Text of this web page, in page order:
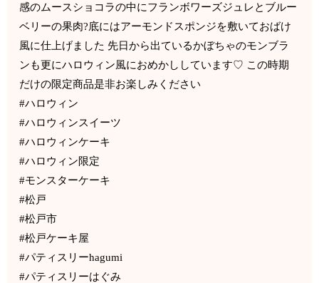
感のムースショコラの中にフランボワーズジュレとブルー
ベリーの果肉?底にはアーモンドスポンジを敷いておばけ
風に仕上げました 先日から出ているかぼちゃのモンブラ
ンも更にハロウィン風におめかししています♡ この時期
だけの限定商品是非お楽しみください
#ハロウィン
#ハロウィンスイーツ
#ハロウィンケーキ
#ハロウィン限定
#モンスターケーキ
#松戸
#松戸市
#松戸ケーキ屋
#パティスリーhagumi
#パティスリーはぐみ